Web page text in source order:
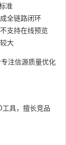
准
全链路闭环
支持在线预览
大
注信源质量优化
具，擅长竞品